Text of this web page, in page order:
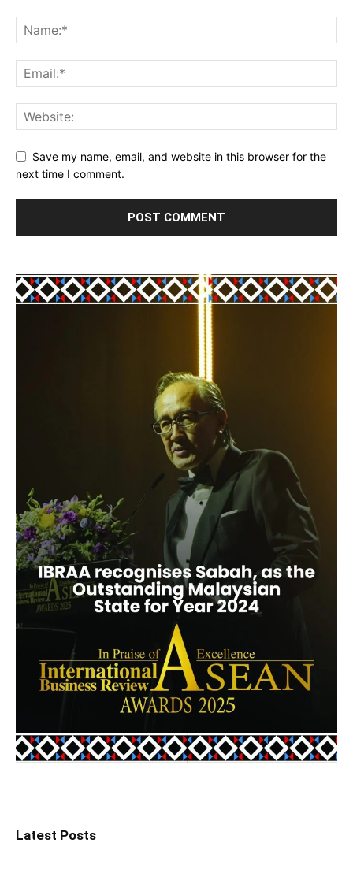
Save my name, email, and website in this browser for the
next time I comment.
Latest Posts